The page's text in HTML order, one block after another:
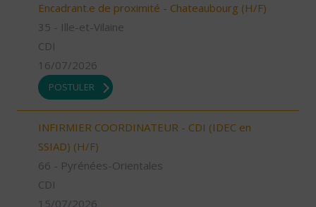
Encadrant.e de proximité - Chateaubourg (H/F)
35 - Ille-et-Vilaine
CDI
16/07/2026
POSTULER
INFIRMIER COORDINATEUR - CDI (IDEC en
SSIAD) (H/F)
66 - Pyrénées-Orientales
CDI
15/07/2026